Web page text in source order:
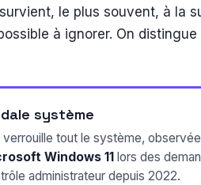
le plus souvent, à la
à ignorer. On
système
verrouille tout le système,
Windows 11 lors des
administrateur depuis 2022.